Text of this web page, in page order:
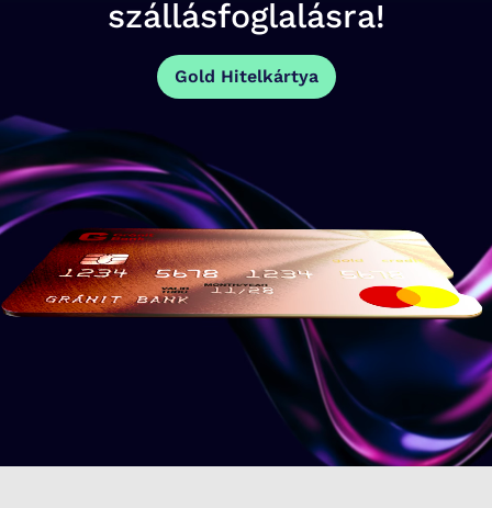
szállásfoglalásra!
Gold Hitelkártya